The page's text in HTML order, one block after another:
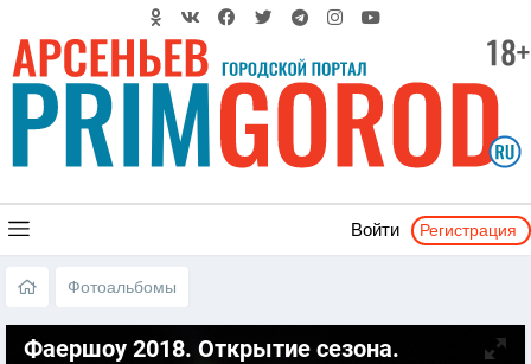
Войти Регистрация
Фотоальбомы
Фаершоу 2018. Открытие сезона.